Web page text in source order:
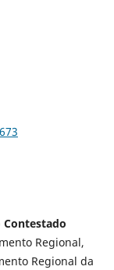
Contestado
Regional,
Regional da